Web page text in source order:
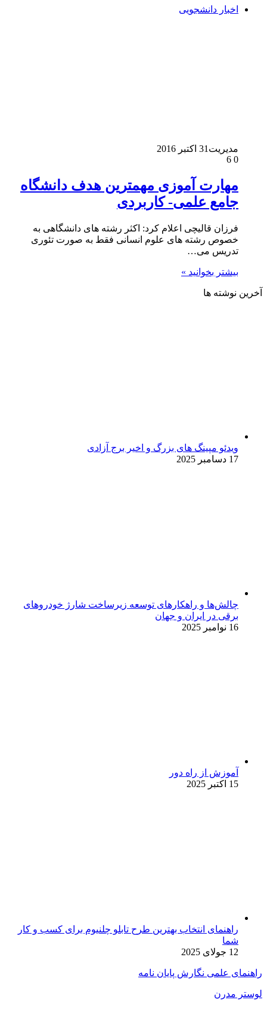
اخبار دانشجویی
مدیریت 31 اکتبر 2016
0
مهارت آموزی مهمترین هدف دانشگاه
جامع علمی- کاربردی
فرزان قالیچی اعلام کرد: اکثر رشته های دانشگاهی به
خصوص رشته های علوم انسانی فقط به صورت تئوری
تدریس می…
بیشتر بخوانید »
آخرین نوشته ها
ویدئو مپینگ های بزرگ و اخیر برج آزادی
17 دسامبر 2025
چالش‌ها و راهکارهای توسعه زیرساخت شارژ خودروهای
برقی در ایران و جهان
16 نوامبر 2025
آموزش از راه دور
15 اکتبر 2025
راهنمای انتخاب بهترین طرح تابلو چلنیوم برای کسب و کار
شما
12 جولای 2025
راهنمای علمی نگارش پایان نامه
لوستر مدرن